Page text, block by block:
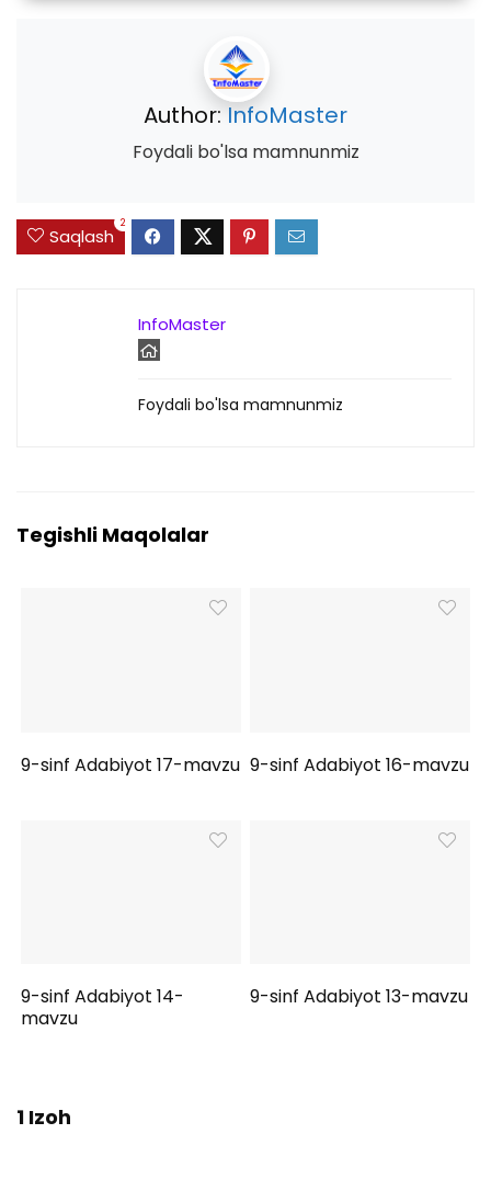
Author: InfoMaster
Foydali bo'lsa mamnunmiz
Saqlash
2
InfoMaster
Foydali bo'lsa mamnunmiz
Tegishli Maqolalar
9-sinf Adabiyot 17-mavzu 9-sinf Adabiyot 16-mavzu
9-sinf Adabiyot 14-
mavzu
9-sinf Adabiyot 13-mavzu
1 Izoh